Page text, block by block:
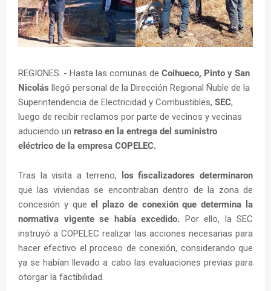
REGIONES. - Hasta las comunas de Coihueco, Pinto y San
Nicolás llegó personal de la Dirección Regional Ñuble de la
Superintendencia de Electricidad y Combustibles, SEC,
luego de recibir reclamos por parte de vecinos y vecinas
aduciendo un retraso en la entrega del suministro
eléctrico de la empresa COPELEC.
Tras la visita a terreno,
los fiscalizadores determinaron
que las viviendas se encontraban dentro de la zona de
concesión y queel plazo de conexión que determina la
normativa vigente se había excedido. Por ello, la SEC
instruyó a COPELEC realizar las acciones necesarias para
hacer efectivo el proceso de conexión, considerando que
ya se habían llevado a cabo las evaluaciones previas para
otorgar la factibilidad.